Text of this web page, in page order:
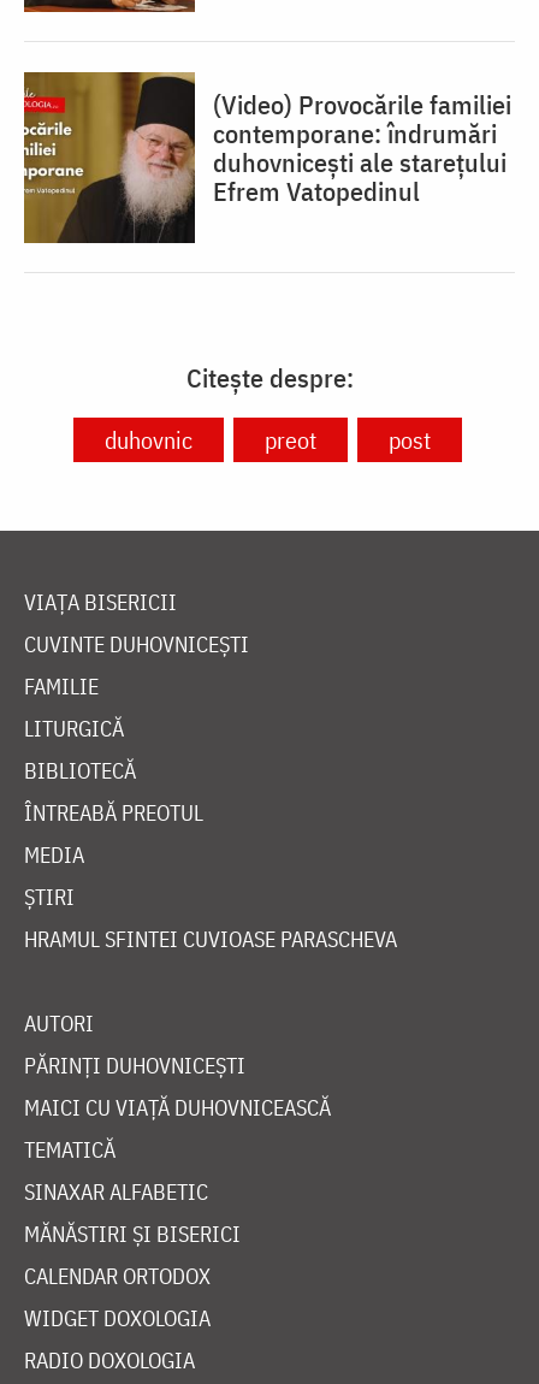
(Video) Provocările familiei
contemporane: îndrumări
duhovnicești ale starețului
Efrem Vatopedinul
Citește despre:
duhovnic preot post
VIAȚA BISERICII
CUVINTE DUHOVNICEȘTI
FAMILIE
LITURGICĂ
BIBLIOTECĂ
ÎNTREABĂ PREOTUL
MEDIA
ȘTIRI
HRAMUL SFINTEI CUVIOASE PARASCHEVA
AUTORI
PĂRINȚI DUHOVNICEȘTI
MAICI CU VIAȚĂ DUHOVNICEASCĂ
TEMATICĂ
SINAXAR ALFABETIC
MĂNĂSTIRI ȘI BISERICI
CALENDAR ORTODOX
WIDGET DOXOLOGIA
RADIO DOXOLOGIA